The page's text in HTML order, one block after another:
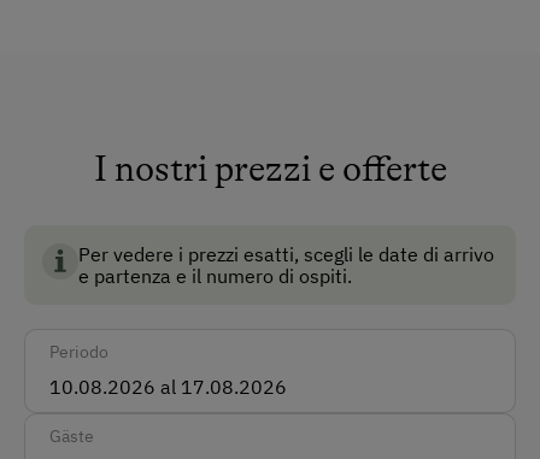
Treno
Modalità di pagamento accettate
Pagamento in contanti
BIO AUSTRIA è sinonimo di agricoltura biologica
per l'ambiente, il benessere degli animali e la qualità
degli alimenti.
I nostri prezzi e offerte
Per vedere i prezzi esatti, scegli le date di arrivo
e partenza e il numero di ospiti.
Periodo
Gäste